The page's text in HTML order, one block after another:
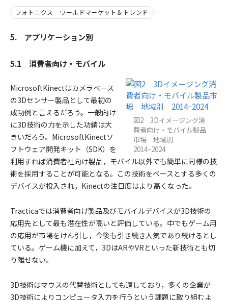
フォトニクス ワールドマーケット＆トレンド
5. アプリケーション別
5.1 消費者向け・モバイル
図2 3Dイメージング消
費者向け・モバイル製品
市場 地域別
2014−2024
MicrosoftKinectはカメラベース
の3Dセンサー製品として最初の
成功例と言えるだろう。一般向け
に3D技術の力を示した功績は大
きいだろう。MicrosoftKinectソ
フトウェア開発キット（SDK）を
利用すれば消費者社向け製品，モバイル以外でも簡単に同様の技
術を採用することが可能となる。この技術をベースとする多くの
デバイスが投入され，Kinectの注目度はより高くなった。
Tracticaでは消費者向け製品及びモバイルデバイスが3D技術の
応用先として最も潜在性が高いと評価している。中でもゲーム用
の応用が市場をけん引し，今後も引き続き人気であり続けるとし
ている。ゲーム機に加えて，3DはARやVRといった新技術とも切
り離せない。
3D技術はマウスの代替技術としても適しており，多くの企業が
3D技術によりコンピュータ入力を行うという課題に取り組むよ